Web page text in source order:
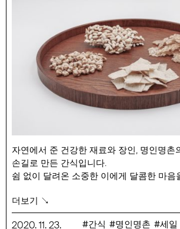
1. 팬에 올리브오일을 넣고 중불에서 으깬
2. 마늘이 갈색으로 익으면 다진 양차와 새
볶습니다.
3. 새우가 익으면 해물 육수를 넣습니다.
4. 삶은 파스타면을 3에 넣습니다.
5. 새우 볶음고추장을 넣고 잘 저어서 풀어
6. 불에서 내린 후 팬을 앞 뒤로 흔들어 농도
7. 접시에 완성된 파스타를 담고, 후추화 파
자연에서 준 건강한 재료와 장인, 명인명촌
손길로 만든 간식입니다.
쉼 없이 달려온 소중한 이에게 달콤한 마음
행사 기간 : 11/23(월) ~ 12/3(목)
행사 품목 : 양혜숙 수제요구르트 500/
더보기 ↘
2020.11.23. 간식 명인명촌 세일